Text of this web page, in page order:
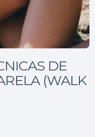
DE
(WALK